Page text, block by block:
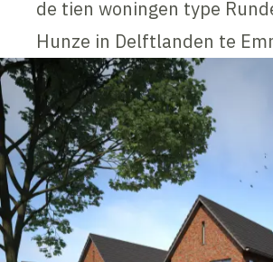
de tien woningen type
Hunze in Delftlanden te